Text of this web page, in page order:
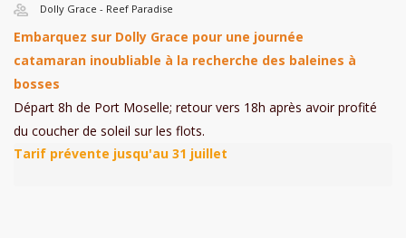
Dolly Grace - Reef Paradise
Embarquez sur Dolly Grace pour une journée
catamaran inoubliable à la recherche des baleines à
bosses
Départ 8h de Port Moselle; retour vers 18h après avoir profité
du coucher de soleil sur les flots.